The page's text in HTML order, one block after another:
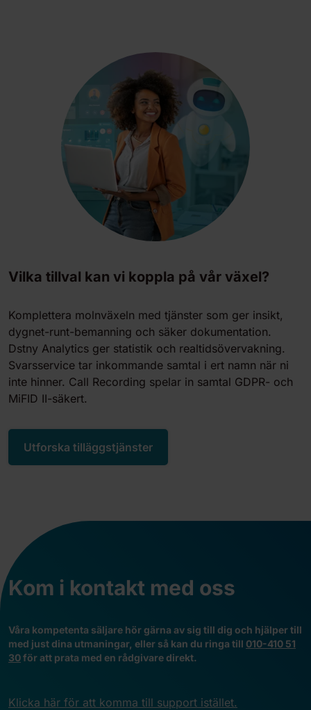
Vilka tillval kan vi koppla på vår växel?
Komplettera molnväxeln med tjänster som ger insikt,
dygnet-runt-bemanning och säker dokumentation.
Dstny Analytics ger statistik och realtidsövervakning.
Svarsservice tar inkommande samtal i ert namn när ni
inte hinner. Call Recording spelar in samtal GDPR- och
MiFID II-säkert.
Utforska tilläggstjänster
Kom i kontakt med oss
Våra kompetenta säljare hör gärna av sig till dig och hjälper till
med just dina utmaningar, eller så kan du ringa till 010-410 51
30för att prata med en rådgivare direkt.
Klicka här för att komma till support istället.